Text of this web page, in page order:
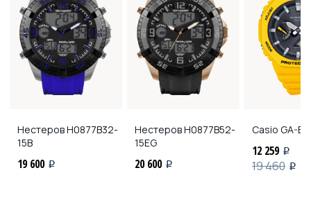
НестеровH0877B32-
15B
19 600 i
НестеровH0877B52-
15EG
20 600 i
Casio GA-
12 259 i
19 460 i